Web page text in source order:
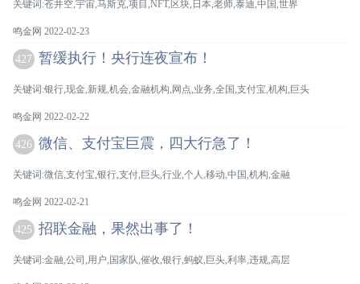
关键词:苍井空,宇宙,马斯克,项目,NFT,区块,日本,老师,泰迪,中国,世界
鸣金网 2022-02-23
427 暂缓执行！央行连夜宣布！
关键词:银行,现金,新规,机会,金融机构,网点,业务,全国,支付宝,机构,巨头
鸣金网 2022-02-22
426 微信、支付宝巨震，四大行急了！
关键词:微信,支付宝,银行,支付,巨头,行业,个人,移动,中国,机构,金融
鸣金网 2022-02-21
425 招联金融，果然出事了！
关键词:金融,公司,用户,国家队,催收,银行,蚂蚁,巨头,利率,违规,高层